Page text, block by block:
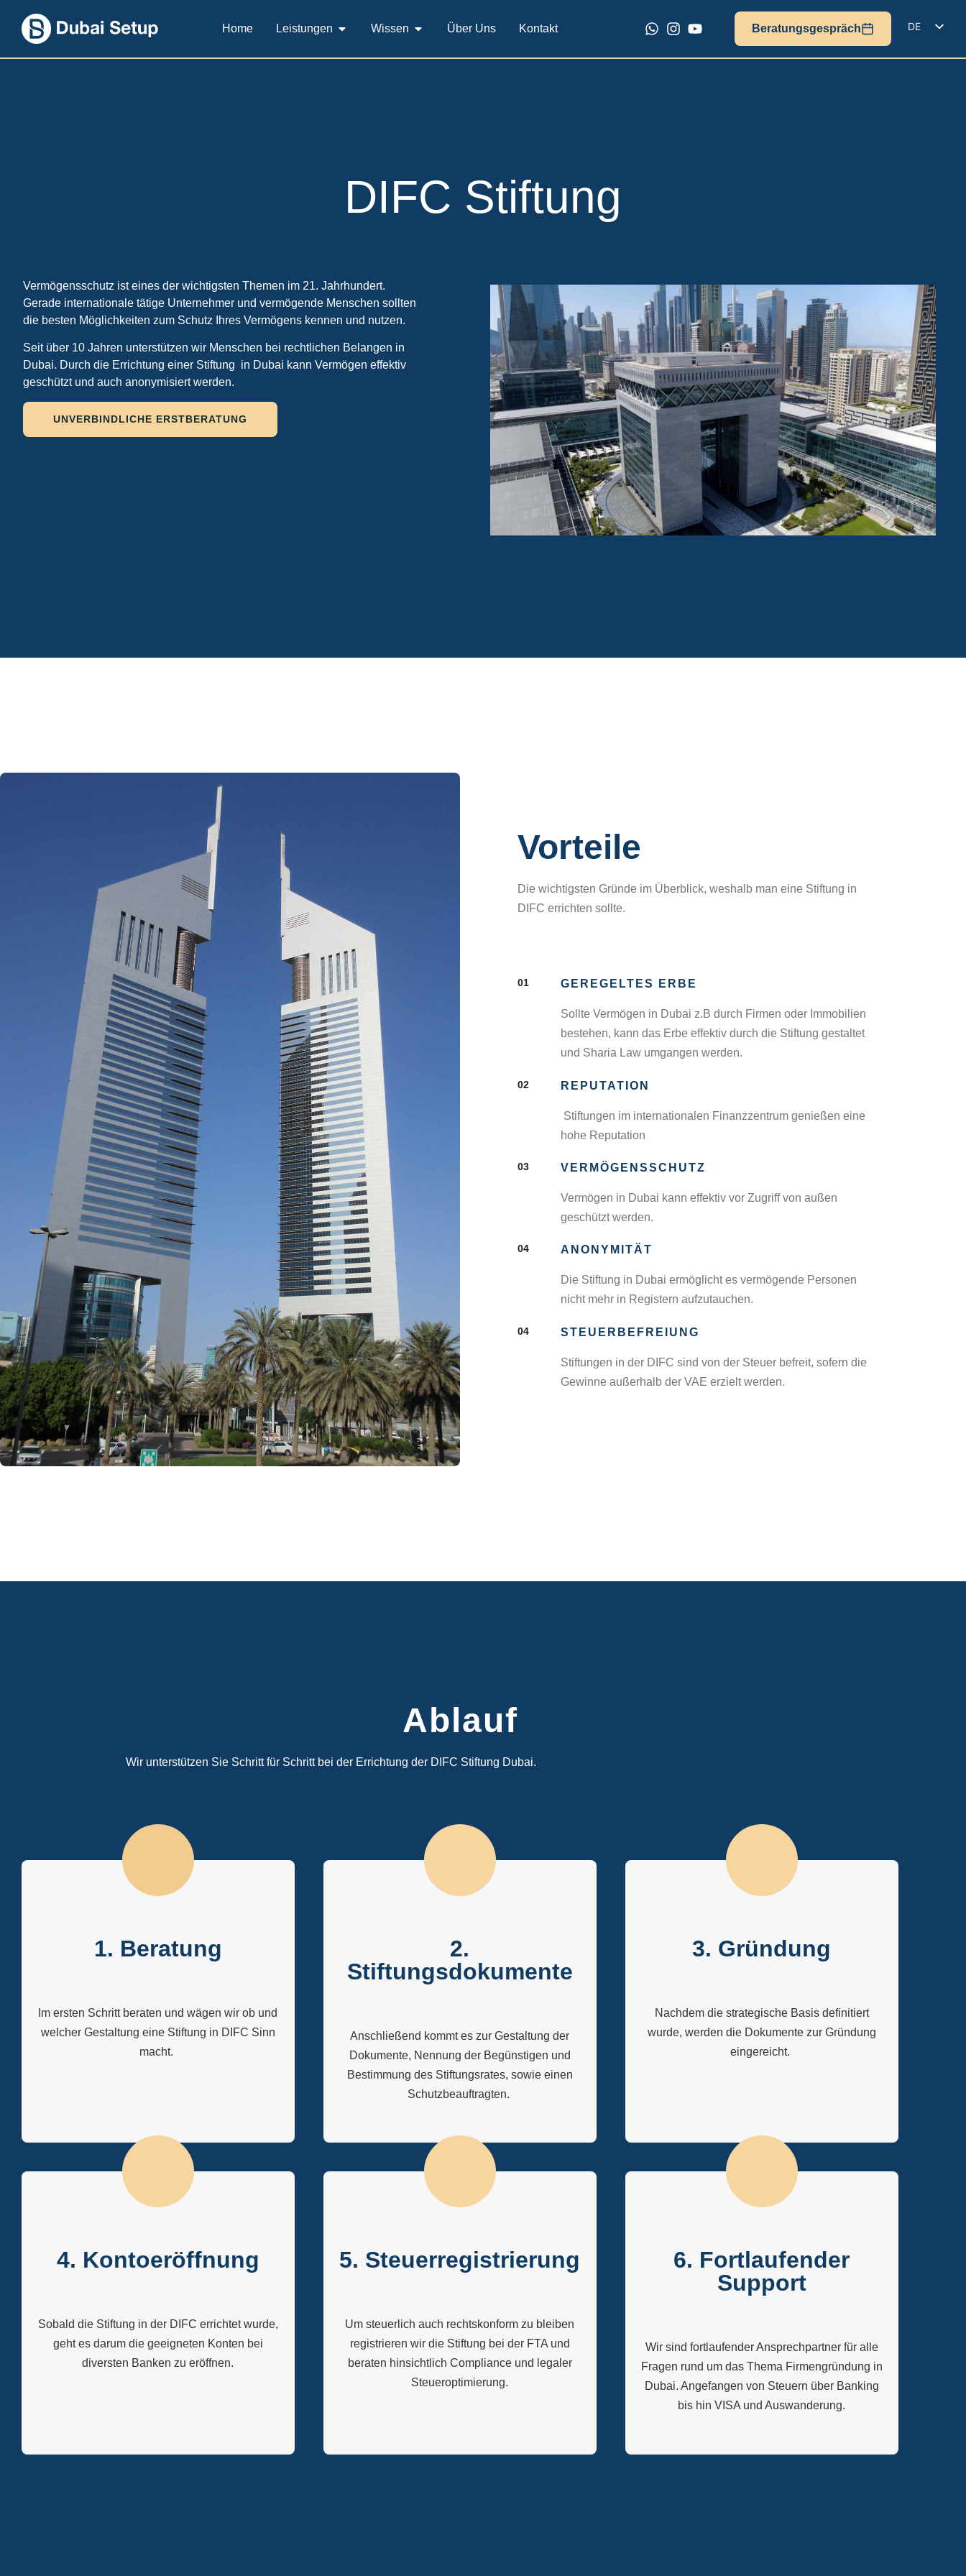
Home Leistungen Wissen Über Uns Kontakt Beratungsgespräch
DE
DIFC Stiftung
Vermögensschutz ist eines der wichtigsten Themen im 21. Jahrhundert.
Gerade internationale tätige Unternehmer und vermögende Menschen sollten
die besten Möglichkeiten zum Schutz Ihres Vermögens kennen und nutzen.
Seit über 10 Jahren unterstützen wir Menschen bei rechtlichen Belangen in
Dubai. Durch die Errichtung einer Stiftung in Dubai kann Vermögen effektiv
geschützt und auch anonymisiert werden.
UNVERBINDLICHE ERSTBERATUNG
Vorteile
Die wichtigsten Gründe im Überblick, weshalb man eine Stiftung in
DIFC errichten sollte.
01 GEREGELTES ERBE
Sollte Vermögen in Dubai z.B durch Firmen oder Immobilien
bestehen, kann das Erbe effektiv durch die Stiftung gestaltet
und Sharia Law umgangen werden.
02 REPUTATION
Stiftungen im internationalen Finanzzentrum genießen eine
hohe Reputation
03 VERMÖGENSSCHUTZ
Vermögen in Dubai kann effektiv vor Zugriff von außen
geschützt werden.
04 ANONYMITÄT
Die Stiftung in Dubai ermöglicht es vermögende Personen
nicht mehr in Registern aufzutauchen.
04 STEUERBEFREIUNG
Stiftungen in der DIFC sind von der Steuer befreit, sofern die
Gewinne außerhalb der VAE erzielt werden.
Ablauf
Wir unterstützen Sie Schritt für Schritt bei der Errichtung der DIFC Stiftung Dubai.
1. Beratung
Im ersten Schritt beraten und wägen wir ob und
welcher Gestaltung eine Stiftung in DIFC Sinn
macht.
2.
Stiftungsdokumente
Anschließend kommt es zur Gestaltung der
Dokumente, Nennung der Begünstigen und
Bestimmung des Stiftungsrates, sowie einen
Schutzbeauftragten.
3. Gründung
Nachdem die strategische Basis definitiert
wurde, werden die Dokumente zur Gründung
eingereicht.
4. Kontoeröffnung
Sobald die Stiftung in der DIFC errichtet wurde,
geht es darum die geeigneten Konten bei
diversten Banken zu eröffnen.
5. Steuerregistrierung
Um steuerlich auch rechtskonform zu bleiben
registrieren wir die Stiftung bei der FTA und
beraten hinsichtlich Compliance und legaler
Steueroptimierung.
6. Fortlaufender
Support
Wir sind fortlaufender Ansprechpartner für alle
Fragen rund um das Thema Firmengründung in
Dubai. Angefangen von Steuern über Banking
bis hin VISA und Auswanderung.